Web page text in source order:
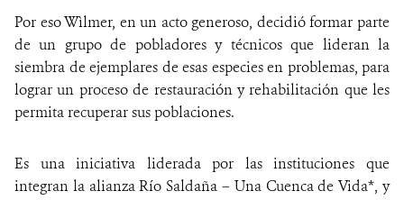
Por eso Wìlmer, en un acto generoso, decidió formar parte
de un grupo de pobladores y técnicos que lideran la
siembra de ejemplares de esas especies en problemas, para
lograr un proceso de restauración y rehabilitación que les
permita recuperar sus poblaciones.
Es una iniciativa liderada por las instituciones que
integran la alianza Río Saldaña – Una Cuenca de Vida*, y